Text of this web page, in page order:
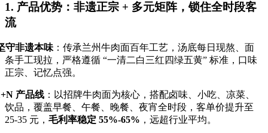
1. 产品优势：非遗正宗 + 多元矩阵，锁住全时段客
流
守非遗本味 ：传承兰州牛肉面百年工艺，汤底每日现熬、面
条手工现拉，严格遵循 “一清二白三红四绿五黄” 标准，口味
正宗、记忆点强。
产品线 ：以招牌牛肉面为核心，搭配卤味、小吃、凉菜、
饮品，覆盖早餐、午餐、晚餐、夜宵全时段，客单价提升至
25-35 元， 毛利率稳定 55%-65% ，远超行业平均。